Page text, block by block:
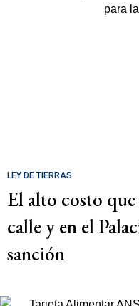
LEY DE TIERRAS
El alto costo
calle y en el
sanción